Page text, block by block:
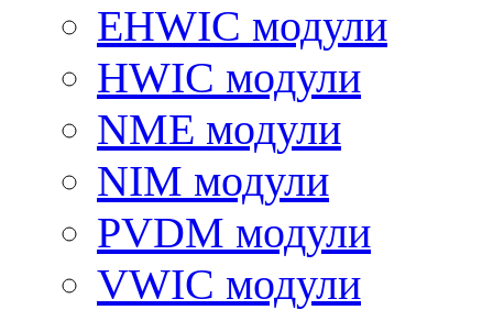
EHWIC модули
HWIC модули
NME модули
NIM модули
PVDM модули
VWIC модули